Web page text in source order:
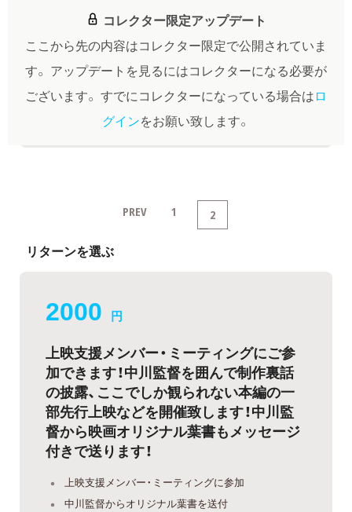
コレクター限定アップデート
ここから先の内容はコレクター限定で公開されていま
す。 アップデートを見るにはコレクターになる必要が
ございます。 すでにコレクターになっている場合はロ
グインをお願い致します。
PREV 1 2
リターンを選ぶ
2000 円
上映支援メンバー・ミーティングにご参
加できます！中川監督を囲んで制作裏話
の披露、ここでしか観られない本編の一
部先行上映などを開催致します！中川監
督から映画オリジナル葉書もメッセージ
付きで送ります！
上映支援メンバー・ミーティングに参加
中川監督からオリジナル葉書を送付